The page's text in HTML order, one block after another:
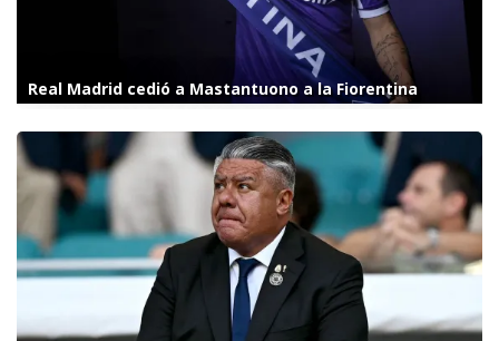
Real Madrid cedió a Mastantuono a la Fiorentina